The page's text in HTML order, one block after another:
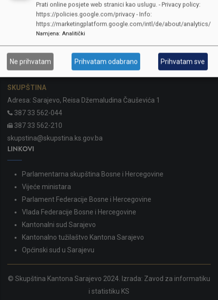
KONTAKTI
SKUPŠTINA
Adresa: Sarajevo, Reisa Džemaludina Čauševića 1
387 33 562-044
387 33 562-210
skupstina@skupstina.ks.gov.ba
LINKOVI
Parlamentarna skupština Bosne i Hercegovine
Vijeće ministara
Parlament Federacije Bosne i Hercegovine
Vlada Federacije Bosne i Hercegovine
Kantonalni sud Sarajevo
Kantonalno tužilaštvo Kantona Sarajevo
Općinski sud u Sarajevu
© Skupština Kantona Sarajevo 2024. Izrada: Zavod za informatiku
i statistiku KS
Prati online posjete web stranici kao uslugu. - Privacy policy:
https://policies.google.com/privacy - Info:
https://marketingplatform.google.com/intl/de/about/analytics/
Namjena: Analitički
Ne prihvatam Prihvatam odabrano Prihvatam sve